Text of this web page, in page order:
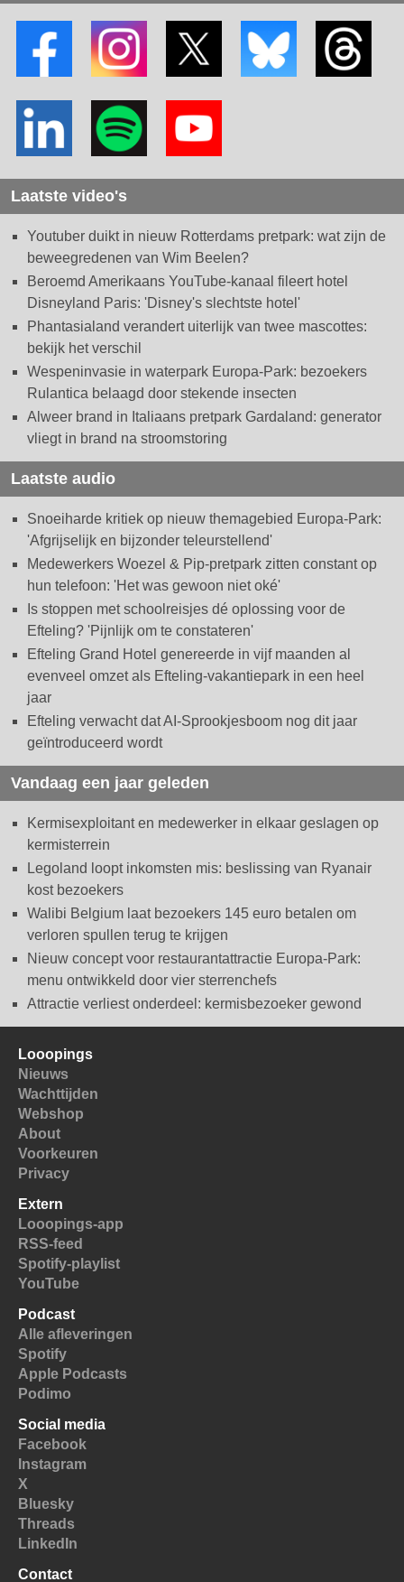
Laatste video's
Youtuber duikt in nieuw Rotterdams pretpark: wat zijn de
beweegredenen van Wim Beelen?
Beroemd Amerikaans YouTube-kanaal fileert hotel
Disneyland Paris: 'Disney's slechtste hotel'
Phantasialand verandert uiterlijk van twee mascottes:
bekijk het verschil
Wespeninvasie in waterpark Europa-Park: bezoekers
Rulantica belaagd door stekende insecten
Alweer brand in Italiaans pretpark Gardaland: generator
vliegt in brand na stroomstoring
Laatste audio
Snoeiharde kritiek op nieuw themagebied Europa-Park:
'Afgrijselijk en bijzonder teleurstellend'
Medewerkers Woezel & Pip-pretpark zitten constant op
hun telefoon: 'Het was gewoon niet oké'
Is stoppen met schoolreisjes dé oplossing voor de
Efteling? 'Pijnlijk om te constateren'
Efteling Grand Hotel genereerde in vijf maanden al
evenveel omzet als Efteling-vakantiepark in een heel
jaar
Efteling verwacht dat AI-Sprookjesboom nog dit jaar
geïntroduceerd wordt
Vandaag een jaar geleden
Kermisexploitant en medewerker in elkaar geslagen op
kermisterrein
Legoland loopt inkomsten mis: beslissing van Ryanair
kost bezoekers
Walibi Belgium laat bezoekers 145 euro betalen om
verloren spullen terug te krijgen
Nieuw concept voor restaurantattractie Europa-Park:
menu ontwikkeld door vier sterrenchefs
Attractie verliest onderdeel: kermisbezoeker gewond
Looopings
Nieuws
Wachttijden
Webshop
About
Voorkeuren
Privacy
Extern
Looopings-app
RSS-feed
Spotify-playlist
YouTube
Podcast
Alle afleveringen
Spotify
Apple Podcasts
Podimo
Social media
Facebook
Instagram
X
Bluesky
Threads
LinkedIn
Contact